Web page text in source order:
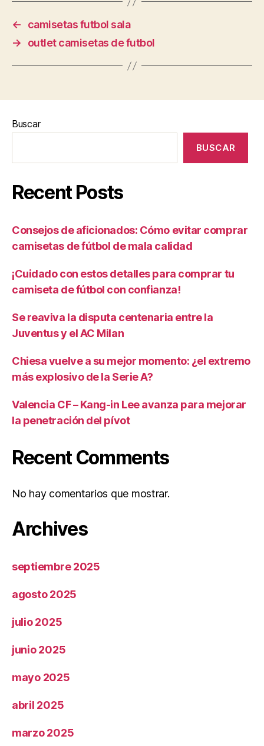
←
camisetas futbol sala
→
outlet camisetas de futbol
Buscar
BUSCAR
Recent Posts
Consejos de aficionados: Cómo evitar comprar
camisetas de fútbol de mala calidad
¡Cuidado con estos detalles para comprar tu
camiseta de fútbol con confianza!
Se reaviva la disputa centenaria entre la
Juventus y el AC Milan
Chiesa vuelve a su mejor momento: ¿el extremo
más explosivo de la Serie A?
Valencia CF – Kang-in Lee avanza para mejorar
la penetración del pívot
Recent Comments
No hay comentarios que mostrar.
Archives
septiembre 2025
agosto 2025
julio 2025
junio 2025
mayo 2025
abril 2025
marzo 2025